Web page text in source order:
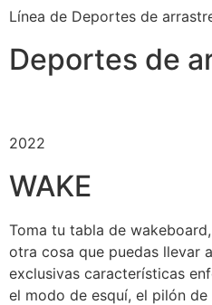
Línea de Deportes de
Deportes de
2022
WAKE
Toma tu tabla de
otra cosa que puedas llevar
exclusivas características
el modo de esquí, el pilón